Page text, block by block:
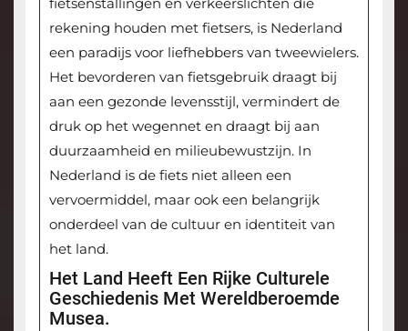
rekening houden met fietsers, is Nederland
een paradijs voor liefhebbers van tweewielers.
Het bevorderen van fietsgebruik draagt bij
aan een gezonde levensstijl, vermindert de
druk op het wegennet en draagt bij aan
duurzaamheid en milieubewustzijn. In
Nederland is de fiets niet alleen een
vervoermiddel, maar ook een belangrijk
onderdeel van de cultuur en identiteit van
het land.
Het Land Heeft Een Rijke Culturele
Geschiedenis Met Wereldberoemde
Musea.